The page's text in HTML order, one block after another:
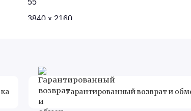
3840 x 2160
9.5 мс
60 Гц
Гарантированный возврат и